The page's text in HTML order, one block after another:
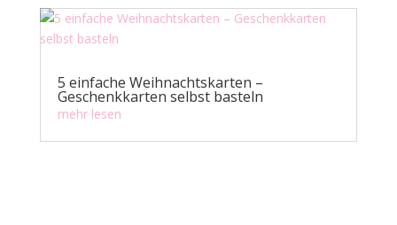
5 einfache Weihnachtskarten –
Geschenkkarten selbst basteln
mehr lesen